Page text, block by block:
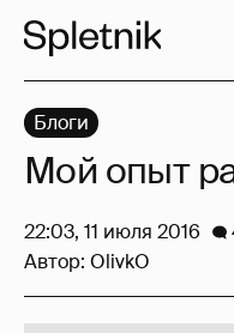
Блоги
Мой опыт
22:03, 11 июля 2016
Автор: OlivkO